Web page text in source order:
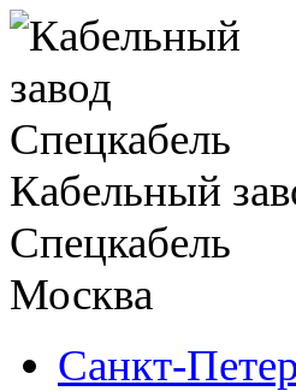
Кабельный
Спецкабель
Москва
Санкт-